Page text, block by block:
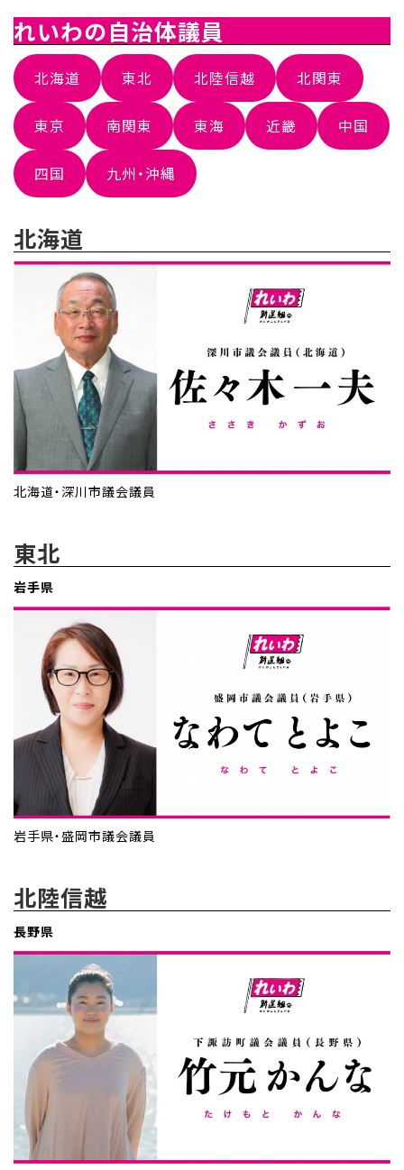
れいわの自治体議員
北海道 東北 北陸信越 北関東
東京 南関東 東海 近畿 中国
四国 九州・沖縄
北海道
北海道・深川市議会議員
東北
岩手県
岩手県・盛岡市議会議員
北陸信越
長野県